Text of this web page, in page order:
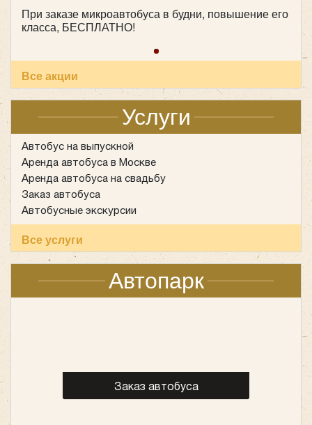
При заказе микроавтобуса в будни, повышение его
класса, БЕСПЛАТНО!
Все акции
Услуги
Автобус на выпускной
Аренда автобуса в Москве
Аренда автобуса на свадьбу
Заказ автобуса
Автобусные экскурсии
Все услуги
Автопарк
Заказ автобуса
Цена от:1700 руб/час
Количество мест:19
Ford Transit